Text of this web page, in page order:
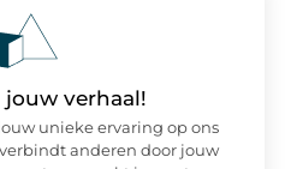
verhaal!
unieke ervaring op ons
anderen door jouw